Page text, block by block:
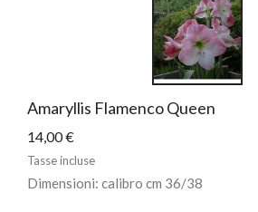
Amaryllis Flamenco Queen
14,00 €
Tasse incluse
Dimensioni: calibro cm 36/38